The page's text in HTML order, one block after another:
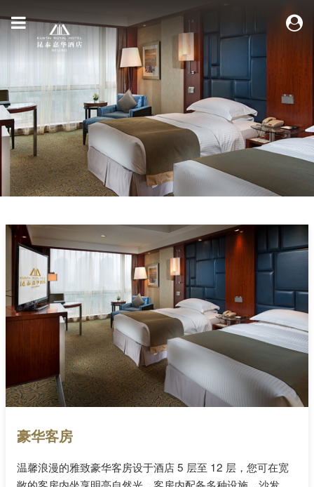
豪华客房
温馨浪漫的雅致豪华客房设于酒店 5 层至 12 层，您可在宽